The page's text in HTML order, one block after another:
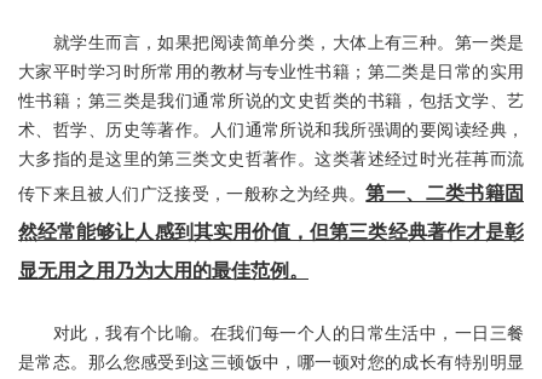
就学生而言，如果把阅读简单分类，大体上有三种。第一类是
大家平时学习时所常用的教材与专业性书籍；第二类是日常的实用
性书籍；第三类是我们通常所说的文史哲类的书籍，包括文学、艺
术、哲学、历史等著作。人们通常所说和我所强调的要阅读经典，
大多指的是这里的第三类文史哲著作。这类著述经过时光荏苒而流
传下来且被人们广泛接受，一般称之为经典。第一、二类书籍固
然经常能够让人感到其实用价值，但第三类经典著作才是彰
显无用之用乃为大用的最佳范例。
对此，我有个比喻。在我们每一个人的日常生活中，一日三餐
是常态。那么您感受到这三顿饭中，哪一顿对您的成长有特别明显